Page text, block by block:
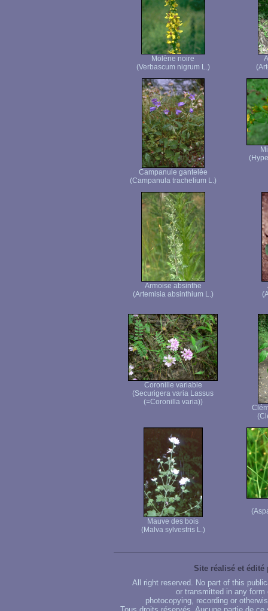
Molène noire
(Verbascum nigrum L.)
Campanule gantelée
(Campanula trachelium L.)
Armoise absinthe
(Artemisia absinthium L.)
Coronille variable
(Securigera varia Lassus
(=Coronilla varia))
Mauve des bois
(Malva sylvestris L.)
Site réalisé et édité
All right reserved. No part of this
or transmitted in any
photocopying, recording or